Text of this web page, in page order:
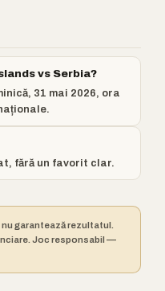
vs Serbia?
31 mai 2026, ora
fără un favorit clar.
garantează rezultatul.
Joc responsabil —